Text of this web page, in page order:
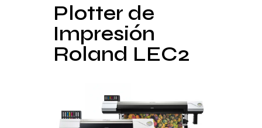
Plotter de
Impresión
Roland LEC2